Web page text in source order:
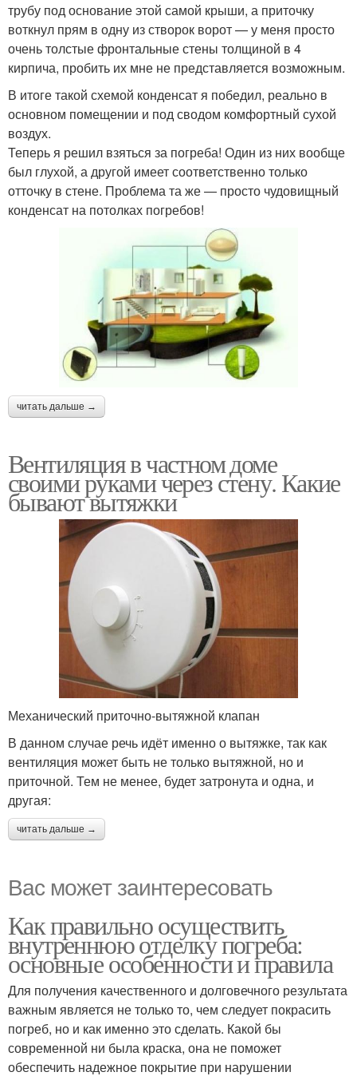
трубу под основание этой самой крыши, а приточку
воткнул прям в одну из створок ворот — у меня просто
очень толстые фронтальные стены толщиной в 4
кирпича, пробить их мне не представляется возможным.
В итоге такой схемой конденсат я победил, реально в
основном помещении и под сводом комфортный сухой
воздух.
Теперь я решил взяться за погреба! Один из них вообще
был глухой, а другой имеет соответственно только
отточку в стене. Проблема та же — просто чудовищный
конденсат на потолках погребов!
читать дальше →
Вентиляция в частном доме
своими руками через стену. Какие
бывают вытяжки
Механический приточно-вытяжной клапан
В данном случае речь идёт именно о вытяжке, так как
вентиляция может быть не только вытяжной, но и
приточной. Тем не менее, будет затронута и одна, и
другая:
читать дальше →
Вас может заинтересовать
Как правильно осуществить
внутреннюю отделку погреба:
основные особенности и правила
Для получения качественного и долговечного результата
важным является не только то, чем следует покрасить
погреб, но и как именно это сделать. Какой бы
современной ни была краска, она не поможет
обеспечить надежное покрытие при нарушении